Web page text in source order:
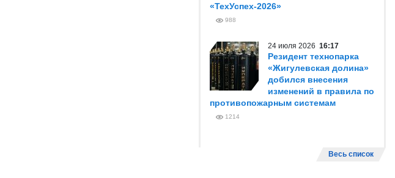
«ТехУспех-2026»
988
24 июля 2026 16:17
Резидент технопарка
«Жигулевская долина»
добился внесения
изменений в правила по
противопожарным системам
1214
Весь список